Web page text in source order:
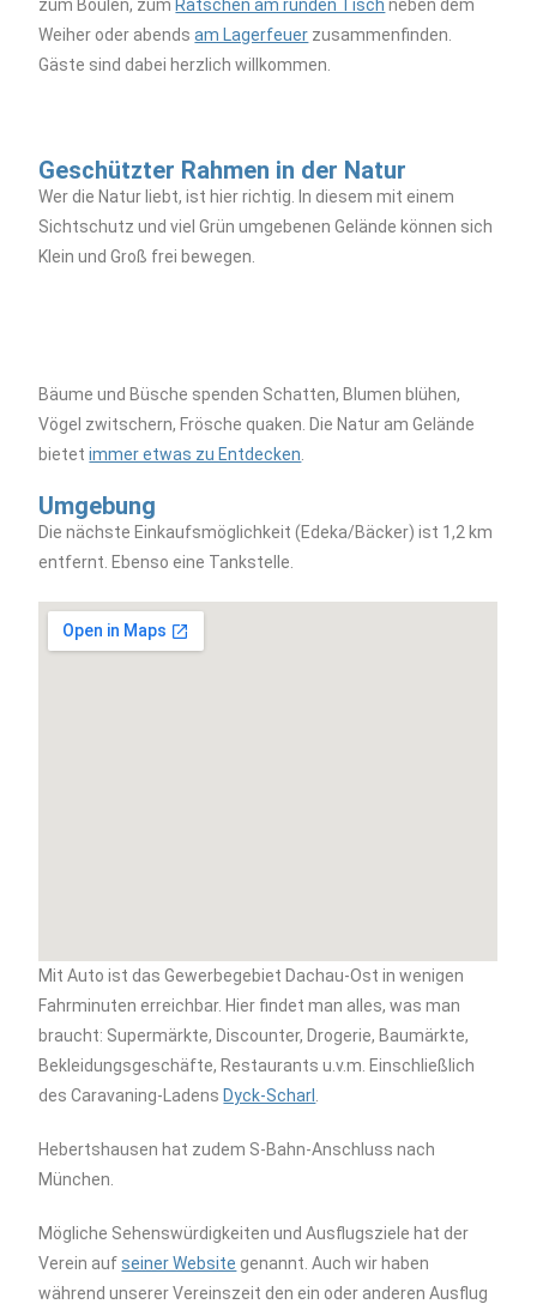
zum Boulen, zum Ratschen am runden Tisch neben dem
Weiher oder abendsam Lagerfeuer zusammenfinden.
Gäste sind dabei herzlich willkommen.
Geschützter Rahmen in der Natur
Wer die Natur liebt, ist hier richtig. In diesem mit einem
Sichtschutz und viel Grün umgebenen Gelände können sich
Klein und Groß frei bewegen.
Bäume und Büsche spenden Schatten, Blumen blühen,
Vögel zwitschern, Frösche quaken. Die Natur am Gelände
bietetimmer etwas zu Entdecken
Umgebung
Die nächste Einkaufsmöglichkeit (Edeka/Bäcker) ist 1,2 km
entfernt. Ebenso eine Tankstelle.
Mit Auto ist das Gewerbegebiet Dachau-Ost in wenigen
Fahrminuten erreichbar. Hier findet man alles, was man
braucht: Supermärkte, Discounter, Drogerie, Baumärkte,
Bekleidungsgeschäfte, Restaurants u.v.m. Einschließlich
des Caravaning-Ladens Dyck-Scharl
Hebertshausen hat zudem S-Bahn-Anschluss nach
München.
Mögliche Sehenswürdigkeiten und Ausflugsziele hat der
Verein aufseiner Website genannt. Auch wir haben
während unserer Vereinszeit den ein oder anderen Ausflug